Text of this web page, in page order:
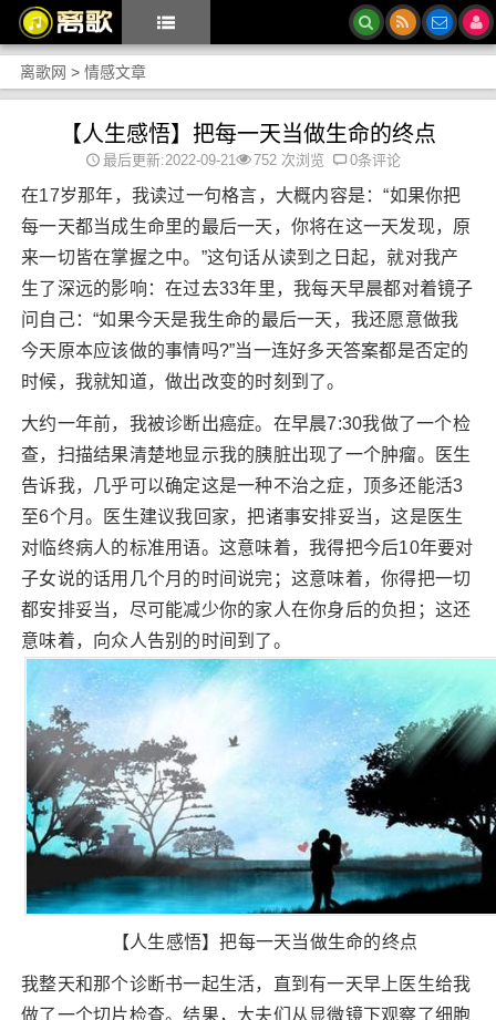
离歌网 > 情感文章
【人生感悟】把每一天当做生命的终点
最后更新:2022-09-21 752 次浏览 0条评论
在17岁那年，我读过一句格言，大概内容是：“如果你把
每一天都当成生命里的最后一天，你将在这一天发现，原
来一切皆在掌握之中。”这句话从读到之日起，就对我产
生了深远的影响：在过去33年里，我每天早晨都对着镜子
问自己：“如果今天是我生命的最后一天，我还愿意做我
今天原本应该做的事情吗?”当一连好多天答案都是否定的
时候，我就知道，做出改变的时刻到了。
大约一年前，我被诊断出癌症。在早晨7:30我做了一个检
查，扫描结果清楚地显示我的胰脏出现了一个肿瘤。医生
告诉我，几乎可以确定这是一种不治之症，顶多还能活3
至6个月。医生建议我回家，把诸事安排妥当，这是医生
对临终病人的标准用语。这意味着，我得把今后10年要对
子女说的话用几个月的时间说完；这意味着，你得把一切
都安排妥当，尽可能减少你的家人在你身后的负担；这还
意味着，向众人告别的时间到了。
【人生感悟】把每一天当做生命的终点
我整天和那个诊断书一起生活，直到有一天早上医生给我
做了一个切片检查。结果，大夫们从显微镜下观察了细胞